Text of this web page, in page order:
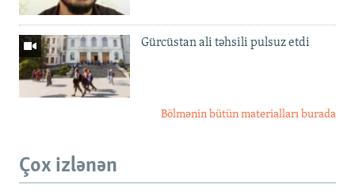
Gürcüstan ali təhsili pulsuz etdi
Bölmənin bütün materialları burada
Çox izlənən